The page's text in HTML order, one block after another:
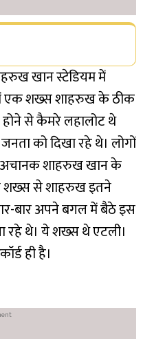
खान स्टेडियम में
एक शख्स शाहरुख के ठीक
से कैमरे लहालोट थे
को दिखा रहे थे। लोगों
अचानक शाहरुख खान के
शख्स से शाहरुख इतने
बार अपने बगल में बैठे इस
रहे थे। ये शख्स थे एटली।
ही है।